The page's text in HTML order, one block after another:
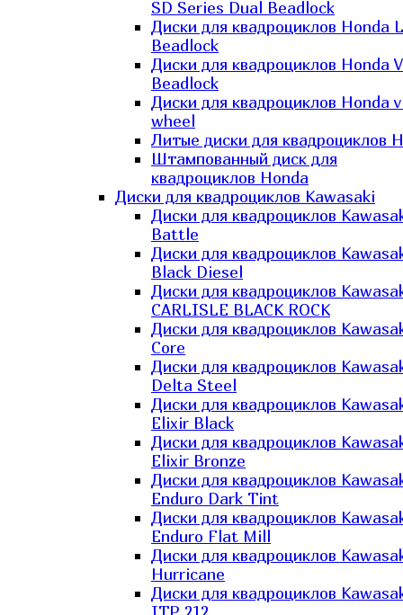
SD Series Dual Beadlock
Диски для квадроциклов Honda
Beadlock
Диски для квадроциклов Honda
Beadlock
Диски для квадроциклов Honda
wheel
Литые диски для квадроциклов
Штампованный диск для
квадроциклов Honda
Диски для квадроциклов Kawasaki
Диски для квадроциклов
Battle
Диски для квадроциклов
Black Diesel
Диски для квадроциклов
CARLISLE BLACK ROCK
Диски для квадроциклов
Core
Диски для квадроциклов
Delta Steel
Диски для квадроциклов
Elixir Black
Диски для квадроциклов
Elixir Bronze
Диски для квадроциклов
Enduro Dark Tint
Диски для квадроциклов
Enduro Flat Mill
Диски для квадроциклов
Hurricane
Диски для квадроциклов